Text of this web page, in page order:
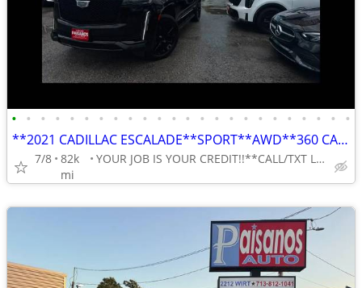
• • • • • • • • • • • • • • • • • • • • • • • •
**2021 CADILLAC ESCALADE**SPORT**AWD**360 CAMERA**LEATHER**NAVIGATION*
7/8 82k
mi
YOUR JOB IS YOUR CREDIT!!**CALL/TXT LILY 713-766-0399